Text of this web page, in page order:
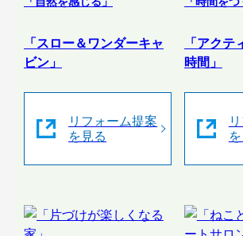
「スロー＆ワンダーキャ
ビン」
リフォーム提案
を見る
「アク
時間」